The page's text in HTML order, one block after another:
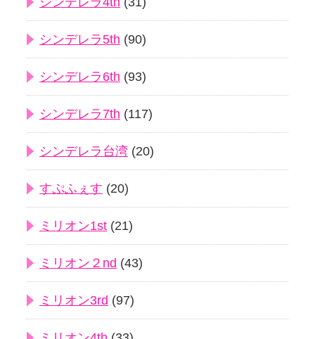
シンデレラ5th (90)
シンデレラ6th (93)
シンデレラ7th (117)
シンデレラ台湾 (20)
すぷふぇす (20)
ミリオン1st (21)
ミリオン２nd (43)
ミリオン3rd (97)